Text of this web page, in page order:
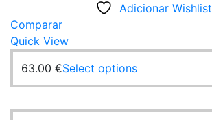
Adicionar Wishlist
Comparar
Quick View
63.00 €Select options